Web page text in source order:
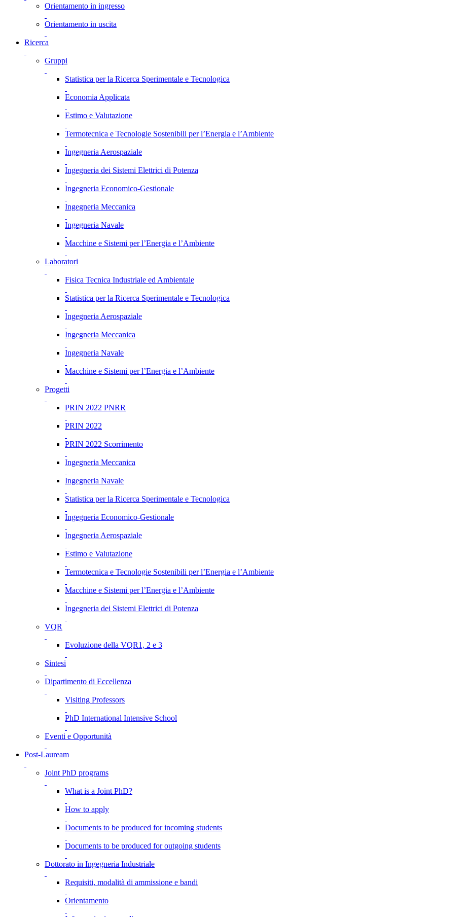
Orientamento in ingresso
Orientamento in uscita
Ricerca
Gruppi
Statistica per la Ricerca Sperimentale e Tecnologica
Economia Applicata
Estimo e Valutazione
Termotecnica e Tecnologie Sostenibili per l’Energia e l’Ambiente
Ingegneria Aerospaziale
Ingegneria dei Sistemi Elettrici di Potenza
Ingegneria Economico-Gestionale
Ingegneria Meccanica
Ingegneria Navale
Macchine e Sistemi per l’Energia e l’Ambiente
Laboratori
Fisica Tecnica Industriale ed Ambientale
Statistica per la Ricerca Sperimentale e Tecnologica
Ingegneria Aerospaziale
Ingegneria Meccanica
Ingegneria Navale
Macchine e Sistemi per l’Energia e l’Ambiente
Progetti
PRIN 2022 PNRR
PRIN 2022
PRIN 2022 Scorrimento
Ingegneria Meccanica
Ingegneria Navale
Statistica per la Ricerca Sperimentale e Tecnologica
Ingegneria Economico-Gestionale
Ingegneria Aerospaziale
Estimo e Valutazione
Termotecnica e Tecnologie Sostenibili per l’Energia e l’Ambiente
Macchine e Sistemi per l’Energia e l’Ambiente
Ingegneria dei Sistemi Elettrici di Potenza
VQR
Evoluzione della VQR1, 2 e 3
Sintesi
Dipartimento di Eccellenza
Visiting Professors
PhD International Intensive School
Eventi e Opportunità
Post-Lauream
Joint PhD programs
What is a Joint PhD?
How to apply
Documents to be produced for incoming students
Documents to be produced for outgoing students
Dottorato in Ingegneria Industriale
Requisiti, modalità di ammissione e bandi
Orientamento